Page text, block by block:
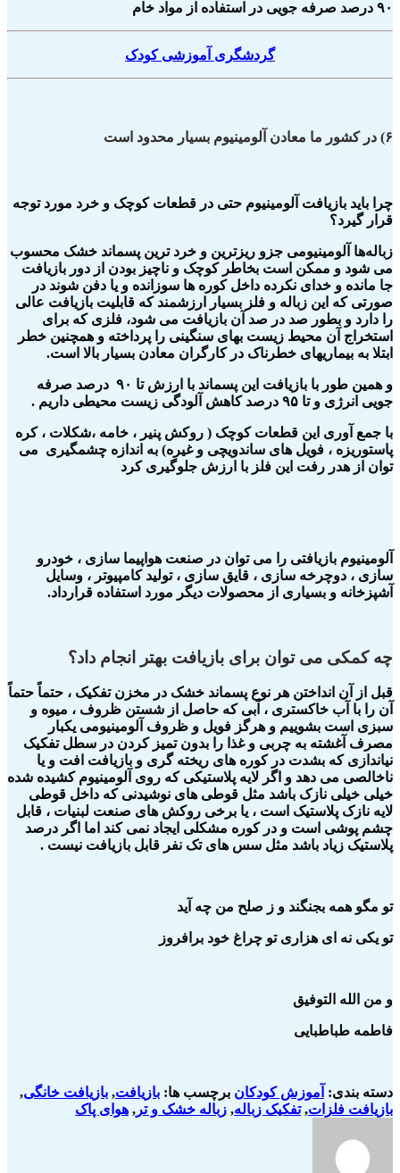
۹۰ درصد صرفه جویی در استفاده از مواد خام
گردشگری آموزشی کودک
۶) در کشور ما معادن آلومینیوم بسیار محدود است
چرا باید بازیافت آلومینیوم حتی در قطعات کوچک و خرد مورد توجه
قرار گیرد؟
زباله‌ها آلومینیومی جزو ریزترین و خرد ترین پسماند خشک محسوب
می شود و ممکن است بخاطر کوچک و ناچیز بودن از دور بازیافت
جا مانده و خدای نکرده داخل کوره ها سوزانده و یا دفن شوند در
صورتی که این زباله و فلز بسیار ارزشمند که قابلیت بازیافت عالی
را دارد و بطور صد در صد آن بازیافت می شود، فلزی که برای
استخراج آن محیط زیست بهای سنگینی را پرداخته و همچنین خطر
ابتلا به بیماریهای خطرناک در کارگران معادن بسیار بالا است.
و همین طور با بازیافت این پسماند با ارزش تا ۹۰ درصد صرفه
جویی انرژی و تا ۹۵ درصد کاهش آلودگی زیست محیطی داریم .
با جمع آوری این قطعات کوچک ( روکش پنیر ، خامه ،شکلات ، کره
پاستوریزه ، فویل های ساندویچی و غیره) به اندازه چشمگیری می
توان از هدر رفت این فلز با ارزش جلوگیری کرد
آلومینیوم بازیافتی را می توان در صنعت هواپیما سازی ، خودرو
سازی ، دوچرخه سازی ، قایق سازی ، تولید کامپیوتر ، وسایل
آشپزخانه و بسیاری از محصولات دیگر مورد استفاده قرارداد.
چه کمکی می توان برای بازیافت بهتر انجام داد؟
قبل از آن انداختن هر نوع پسماند خشک در مخزن تفکیک ، حتماً حتماً
آن را با آب خاکستری ، آبی که حاصل از شستن ظروف ، میوه و
سبزی است بشوییم و هرگز فویل و ظروف آلومینیومی یکبار
مصرف آغشته به چربی و غذا را بدون تمیز کردن در سطل تفکیک
نیاندازی که بشدت در کوره های ریخته گری و بازیافت افت و یا
ناخالصی می دهد و اگر لایه پلاستیکی که روی آلومینیوم کشیده شده
خیلی خیلی نازک باشد مثل قوطی های نوشیدنی که داخل قوطی
لایه نازک پلاستیک است ، یا برخی روکش های صنعت لبنیات ، قابل
چشم پوشی است و در کوره مشکلی ایجاد نمی کند اما اگر درصد
پلاستیک زیاد باشد مثل سس های تک نفر قابل بازیافت نیست .
تو مگو همه بجنگند و ز صلح من چه آید
تو یکی نه ای هزاری تو چراغ خود برافروز
و من الله التوفیق
فاطمه طباطبایی
دسته بندی: آموزش کودکان برچسب ها: بازیافت, بازیافت خانگی,
بازیافت فلزات,تفکیک زباله, زباله خشک و تر , هوای پاک